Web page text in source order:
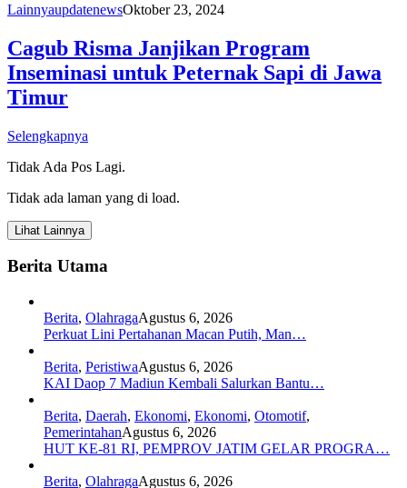
LainnyaupdatenewsOktober 23, 2024
Cagub Risma Janjikan Program
Inseminasi untuk Peternak Sapi di Jawa
Timur
Selengkapnya
Tidak Ada Pos Lagi.
Tidak ada laman yang di load.
Lihat Lainnya
Berita Utama
Berita, OlahragaAgustus 6, 2026
Perkuat Lini Pertahanan Macan Putih, Man…
Berita, PeristiwaAgustus 6, 2026
KAI Daop 7 Madiun Kembali Salurkan Bantu…
Berita, Daerah, Ekonomi, Ekonomi, Otomotif,
PemerintahanAgustus 6, 2026
HUT KE-81 RI, PEMPROV JATIM GELAR PROGRA…
Berita, OlahragaAgustus 6, 2026